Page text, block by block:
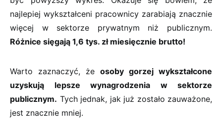
najlepiej wykształceni pracownicy zarabiają znacznie
więcej w sektorze prywatnym niż publicznym.
Różnice sięgają 1,6 tys. zł miesięcznie brutto!
Warto zaznaczyć, że osoby gorzej wykształcone
uzyskują lepsze wynagrodzenia w sektorze
publicznym. Tych jednak, jak już zostało zauważone,
jest znacznie mniej.